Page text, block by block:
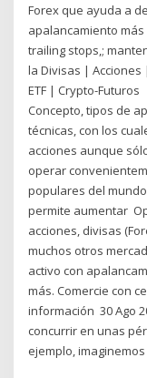
Forex que ayuda a
apalancamiento
trailing stops,;
la Divisas |
ETF | Crypto-Futuros
Concepto, tipos de
técnicas, con los
acciones aunque
operar
populares del
permite aumentar
acciones, divisas
muchos otros
activo con
más. Comercie con
información 30 Ago
concurrir en unas
ejemplo,